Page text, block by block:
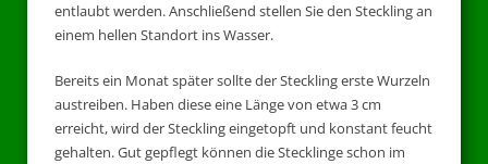
entlaubt werden. Anschließend stellen Sie den Steckling an
einem hellen Standort ins Wasser.
Bereits ein Monat später sollte der Steckling erste Wurzeln
austreiben. Haben diese eine Länge von etwa 3 cm
erreicht, wird der Steckling eingetopft und konstant feucht
gehalten. Gut gepflegt können die Stecklinge schon im